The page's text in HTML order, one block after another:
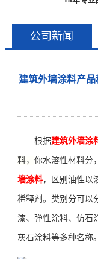
公司新闻
建筑外墙涂料产
根据建筑外墙涂
料， 你水溶性材料分
墙涂料，区别油性以
稀释剂。类别分可以
漆、 弹性涂料、 仿石
灰石涂料等多种名称。